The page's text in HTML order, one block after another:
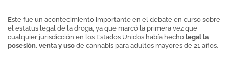
Este fue un acontecimiento importante en el debate en curso sobre
el estatus legal de la droga, ya que marcó la primera vez que
cualquier jurisdicción en los Estados Unidos había hecho legal la
posesión, venta y uso de cannabis para adultos mayores de 21 años.